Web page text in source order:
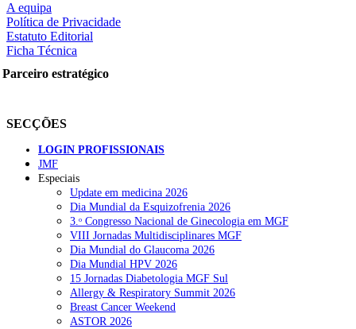
A equipa
Política de Privacidade
Estatuto Editorial
Ficha Técnica
Parceiro estratégico
SECÇÕES
LOGIN PROFISSIONAIS
JMF
Especiais
Update em medicina 2026
Dia Mundial da Esquizofrenia 2026
3.ᵒ Congresso Nacional de Ginecologia em MGF
VIII Jornadas Multidisciplinares MGF
Dia Mundial do Glaucoma 2026
Dia Mundial HPV 2026
15 Jornadas Diabetologia MGF Sul
Allergy & Respiratory Summit 2026
Breast Cancer Weekend
ASTOR 2026